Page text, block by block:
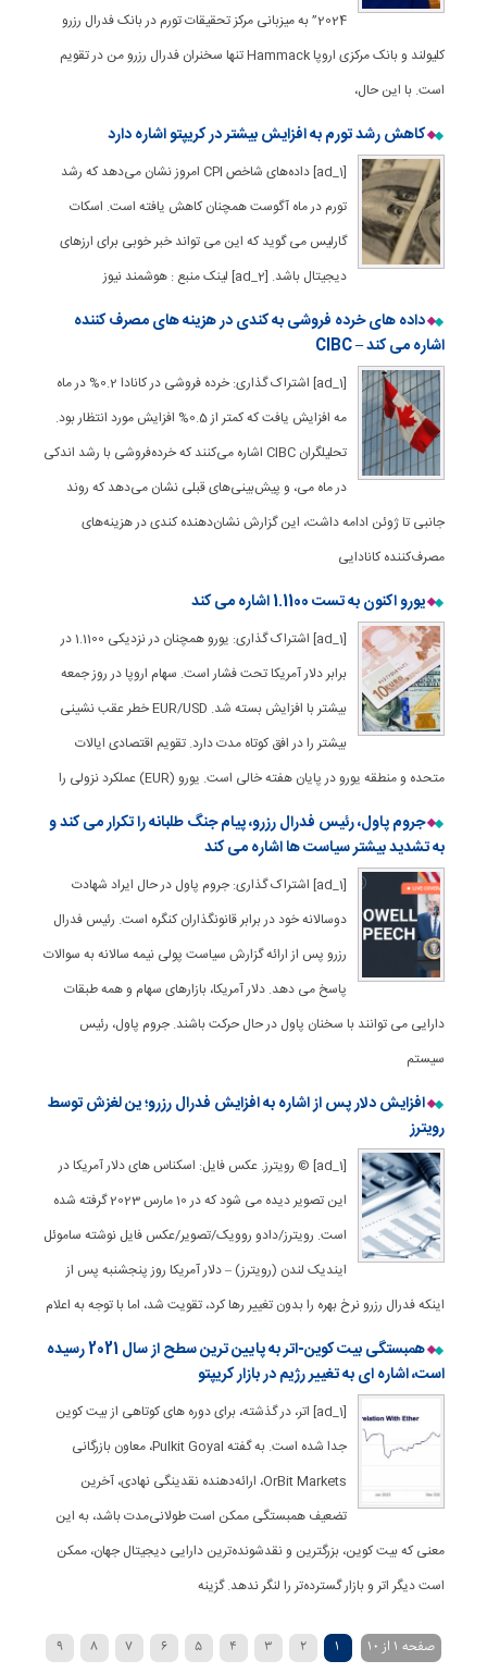
2024” به میزبانی مرکز تحقیقات تورم در بانک فدرال رزرو
کلیولند و بانک مرکزی اروپا Hammack تنها سخنران فدرال رزرو من در تقویم
است. با این حال،
کاهش رشد تورم به افزایش بیشتر در کریپتو اشاره دارد
[ad_1] داده‌های شاخص CPI امروز نشان می‌دهد که رشد
تورم در ماه آگوست همچنان کاهش یافته است. اسکات
گارلیس می گوید که این می تواند خبر خوبی برای ارزهای
دیجیتال باشد. [ad_2] لینک منبع : هوشمند نیوز
داده های خرده فروشی به کندی در هزینه های مصرف کننده
اشاره می کند – CIBC
[ad_1] اشتراک گذاری: خرده فروشی در کانادا 0.2% در ماه
مه افزایش یافت که کمتر از 0.5% افزایش مورد انتظار بود.
تحلیلگران CIBC اشاره می‌کنند که خرده‌فروشی با رشد اندکی
در ماه می، و پیش‌بینی‌های قبلی نشان می‌دهد که روند
جانبی تا ژوئن ادامه داشت، این گزارش نشان‌دهنده کندی در هزینه‌های
مصرف‌کننده کانادایی
یورو اکنون به تست 1.1100 اشاره می کند
[ad_1] اشتراک گذاری: یورو همچنان در نزدیکی 1.1100 در
برابر دلار آمریکا تحت فشار است. سهام اروپا در روز جمعه
بیشتر با افزایش بسته شد. EUR/USD خطر عقب نشینی
بیشتر را در افق کوتاه مدت دارد. تقویم اقتصادی ایالات
متحده و منطقه یورو در پایان هفته خالی است. یورو (EUR) عملکرد نزولی را
جروم پاول، رئیس فدرال رزرو، پیام جنگ طلبانه را تکرار می کند و
به تشدید بیشتر سیاست ها اشاره می کند
[ad_1] اشتراک گذاری: جروم پاول در حال ایراد شهادت
دوسالانه خود در برابر قانونگذاران کنگره است. رئیس فدرال
رزرو پس از ارائه گزارش سیاست پولی نیمه سالانه به سوالات
پاسخ می دهد. دلار آمریکا، بازارهای سهام و همه طبقات
دارایی می توانند با سخنان پاول در حال حرکت باشند. جروم پاول، رئیس
سیستم
افزایش دلار پس از اشاره به افزایش فدرال رزرو؛ ین لغزش توسط
رویترز
[ad_1] © رویترز. عکس فایل: اسکناس های دلار آمریکا در
این تصویر دیده می شود که در 10 مارس 2023 گرفته شده
است. رویترز/دادو روویک/تصویر/عکس فایل نوشته ساموئل
ایندیک لندن (رویترز) – دلار آمریکا روز پنجشنبه پس از
اینکه فدرال رزرو نرخ بهره را بدون تغییر رها کرد، تقویت شد، اما با توجه به اعلام
همبستگی بیت کوین-اتر به پایین ترین سطح از سال 2021 رسیده
است، اشاره ای به تغییر رژیم در بازار کریپتو
[ad_1] اتر، در گذشته، برای دوره های کوتاهی از بیت کوین
جدا شده است. به گفته Pulkit Goyal، معاون بازرگانی
OrBit Markets، ارائه‌دهنده نقدینگی نهادی، آخرین
تضعیف همبستگی ممکن است طولانی‌مدت باشد، به این
معنی که بیت کوین، بزرگترین و نقدشونده‌ترین دارایی دیجیتال جهان، ممکن
است دیگر اتر و بازار گسترده‌تر را لنگر ندهد. گزینه
صفحه 1 از 10 1
2
3
4
5
6
7
8
9